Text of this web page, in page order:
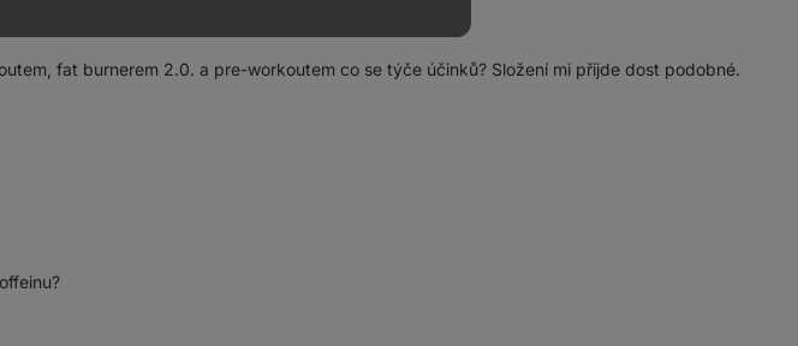
fat burnerem 2.0. a pre-workoutem co se týče účinků? Složení mi přijde dost podobné.